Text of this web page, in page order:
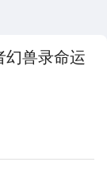
幻兽录命运